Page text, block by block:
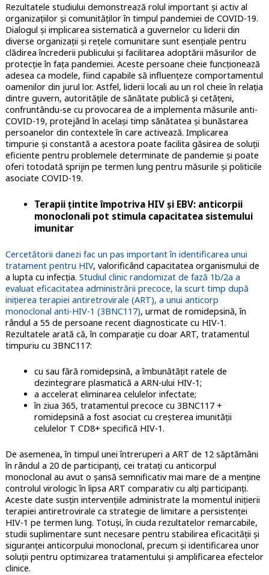
Rezultatele studiului demonstrează rolul important și activ al
organizațiilor și comunităților în timpul pandemiei de COVID-19.
Dialogul și implicarea sistematică a guvernelor cu liderii din
diverse organizații și rețele comunitare sunt esențiale pentru
clădirea încrederii publicului și facilitarea adoptării măsurilor de
protecție în fața pandemiei. Aceste persoane cheie funcționează
adesea ca modele, fiind capabile să influențeze comportamentul
oamenilor din jurul lor. Astfel, liderii locali au un rol cheie în relația
dintre guvern, autoritățile de sănătate publică și cetățeni,
confruntându-se cu provocarea de a implementa măsurile anti-
COVID-19, protejând în același timp sănătatea și bunăstarea
persoanelor din contextele în care activează. Implicarea
timpurie și constantă a acestora poate facilita găsirea de soluții
eficiente pentru problemele determinate de pandemie și poate
oferi totodată sprijin pe termen lung pentru măsurile și politicile
asociate COVID-19.
Terapii țintite împotriva HIV și EBV: anticorpii
monoclonali pot stimula capacitatea sistemului
imunitar
Cercetătorii danezi fac un pas important în identificarea unui
tratament pentru HIV, valorificând capacitatea organismului de
a lupta cu infecția. Studiul clinic randomizat de fază 1b/2a a
evaluat eficacitatea administrării precoce, la scurt timp după
inițierea terapiei antiretrovirale (ART), a unui anticorp
monoclonal anti-HIV-1 (3BNC117), urmat de romidepsină, în
rândul a 55 de persoane recent diagnosticate cu HIV-1.
Rezultatele arată că, în comparație cu doar ART, tratamentul
timpuriu cu 3BNC117:
cu sau fără romidepsină, a îmbunătățit ratele de
dezintegrare plasmatică a ARN-ului HIV-1;
a accelerat eliminarea celulelor infectate;
în ziua 365, tratamentul precoce cu 3BNC117 +
romidepsină a fost asociat cu creșterea imunității
celulelor T CD8+ specifică HIV-1.
De asemenea, în timpul unei întreruperi a ART de 12 săptămâni
în rândul a 20 de participanți, cei tratați cu anticorpul
monoclonal au avut o șansă semnificativ mai mare de a menține
controlul virologic în lipsa ART comparativ cu alți participanți.
Aceste date susțin intervențiile administrate la momentul inițierii
terapiei antiretrovirale ca strategie de limitare a persistenței
HIV-1 pe termen lung. Totuși, în ciuda rezultatelor remarcabile,
studii suplimentare sunt necesare pentru stabilirea eficacității și
siguranței anticorpului monoclonal, precum și identificarea unor
soluții pentru optimizarea tratamentului și amplificarea efectelor
clinice.